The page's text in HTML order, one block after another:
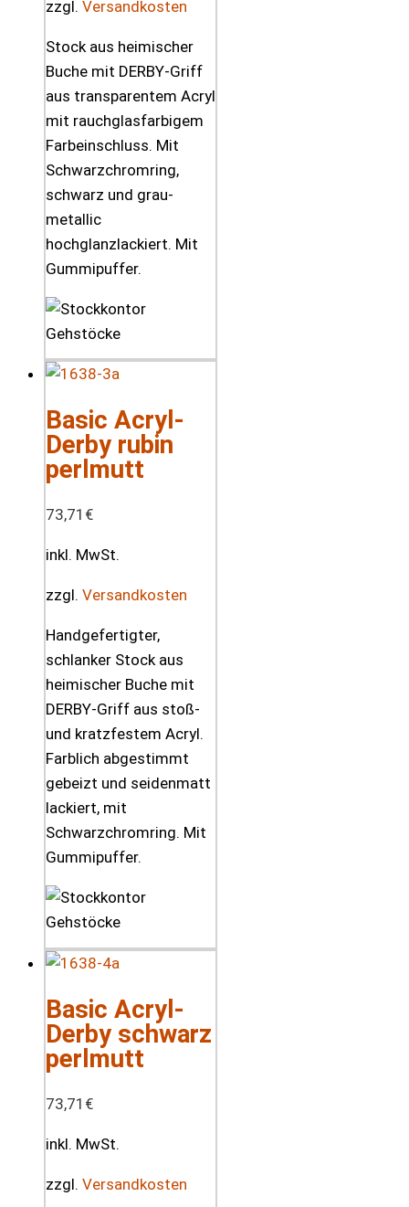
zzgl. Versandkosten
Stock aus heimischer
Buche mit DERBY-Griff
aus transparentem Acryl
mit rauchglasfarbigem
Farbeinschluss. Mit
Schwarzchromring,
schwarz und grau-
metallic
hochglanzlackiert. Mit
Gummipuffer.
Basic Acryl-
Derby rubin
perlmutt
73,71 €
inkl. MwSt.
zzgl. Versandkosten
Handgefertigter,
schlanker Stock aus
heimischer Buche mit
DERBY-Griff aus stoß-
und kratzfestem Acryl.
Farblich abgestimmt
gebeizt und seidenmatt
lackiert, mit
Schwarzchromring. Mit
Gummipuffer.
Basic Acryl-
Derby schwarz
perlmutt
73,71 €
inkl. MwSt.
zzgl. Versandkosten